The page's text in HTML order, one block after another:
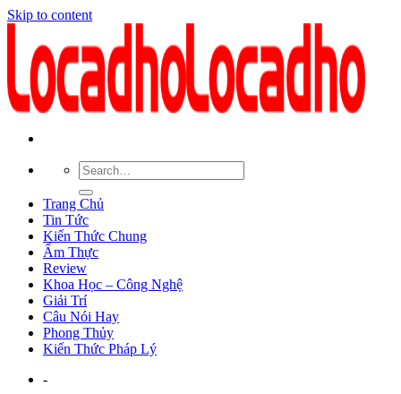
Skip to content
Trang Chủ
Tin Tức
Kiến Thức Chung
Ẩm Thực
Review
Khoa Học – Công Nghệ
Giải Trí
Câu Nói Hay
Phong Thủy
Kiến Thức Pháp Lý
-